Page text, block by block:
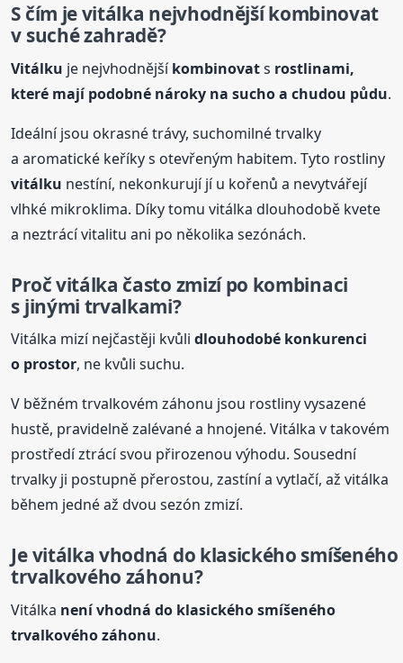
S čím je vitálka nejvhodnějšíkombinovat
v suché zahradě?
Vitálku je nejvhodnějšíkombinovats rostlinami,
které mají podobné nároky na sucho a chudou půdu.
Ideální jsou okrasné trávy, suchomilné trvalky
a aromatické keříky s otevřeným habitem. Tyto rostliny
vitálku nestíní, nekonkurují jí u kořenů a nevytvářejí
vlhké mikroklima. Díky tomu vitálka dlouhodobě kvete
a neztrácí vitalitu ani po několika sezónách.
Proč vitálka často zmizí po kombinaci
s jinými trvalkami?
Vitálka mizí nejčastěji kvůlidlouhodobé konkurenci
o prostor, ne kvůli suchu.
V běžném trvalkovém záhonu jsou rostliny vysazené
hustě, pravidelně zalévané a hnojené. Vitálka v takovém
prostředí ztrácí svou přirozenou výhodu. Sousední
trvalky ji postupně přerostou, zastíní a vytlačí, až vitálka
během jedné až dvou sezón zmizí.
Je vitálka vhodná do klasického smíšeného
trvalkového záhonu?
Vitálka není vhodná do klasického smíšeného
trvalkového záhonu.